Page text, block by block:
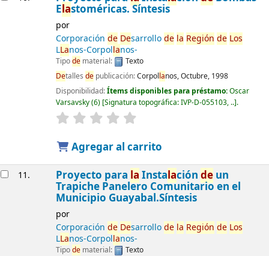
Elastoméricas. Síntesis
por
Corporación de Desarrollode la Región de Los
LLanos-Corpollanos-
Tipodematerial:
Texto
Detalles depublicación:Corpollanos, Octubre, 1998
Disponibilidad:Ítems disponibles para préstamo:Oscar
Varsavsky(6) Signatura topográfica:IVP-D-055103, .. .
Agregar al carrito
11. Proyecto para la Instalación deun
Trapiche Panelero Comunitario en el
Municipio Guayabal.Síntesis
por
Corporación de Desarrollode la Región de Los
LLanos-Corpollanos-
Tipodematerial:
Texto